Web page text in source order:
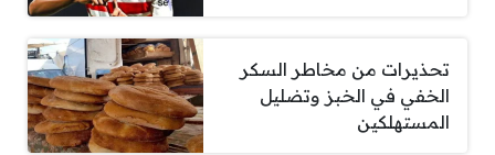
تحذيرات من مخاطر السكر
الخفي في الخبز وتضليل
المستهلكين